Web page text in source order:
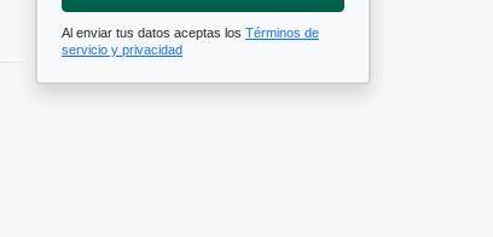
Al enviar tus datos aceptas los Términos de
servicio y privacidad